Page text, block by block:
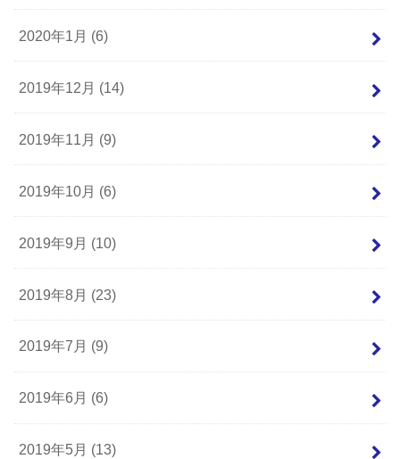
2020年1月 (6)
2019年12月 (14)
2019年11月 (9)
2019年10月 (6)
2019年9月 (10)
2019年8月 (23)
2019年7月 (9)
2019年6月 (6)
2019年5月 (13)